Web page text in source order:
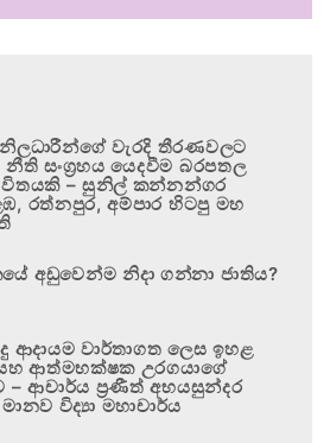
නිලධාරීන්ගේ වැරදි තීරණවලට
සංග්‍රහය යෙදවීම බරපතල
– සුනිල් කන්නන්ගර
රත්නපුර, අම්පාර හිටපු මහ
අඩුවෙන්ම නිදා ගන්නා ජාතිය?
ආදායම වාර්තාගත ලෙස ඉහළ
ආත්මභක්ෂක උරගයාගේ
– ආචාර්ය ප්‍රණීත් අභයසුන්දර
විද්‍යා මහාචාර්ය